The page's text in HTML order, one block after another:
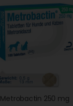
Metrobactin 250 mg